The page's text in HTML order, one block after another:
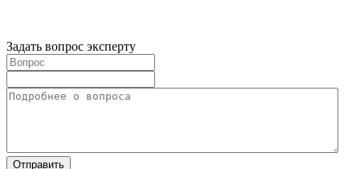
Задать вопрос эксперту